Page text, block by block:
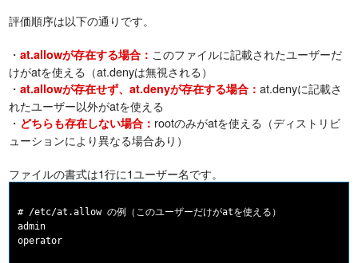
評価順序は以下の通りです。
・at.allowが存在する場合： このファイルに記載されたユーザーだ
けがatを使える（at.denyは無視される）
・at.allowが存在せず、at.denyが存在する場合：at.denyに記載さ
れたユーザー以外がatを使える
・ どちらも存在しない場合： rootのみがatを使える（ディストリビ
ューションにより異なる場合あり）
ファイルの書式は1行に1ユーザー名です。
# /etc/at.allow の例（このユーザーだけがatを使える）
admin
operator